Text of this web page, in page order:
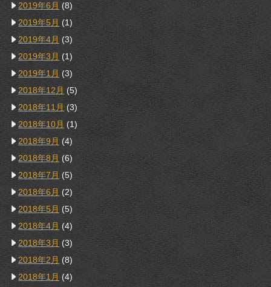
2019年6月 (8)
2019年5月 (1)
2019年4月 (3)
2019年3月 (1)
2019年1月 (3)
2018年12月 (5)
2018年11月 (3)
2018年10月 (1)
2018年9月 (4)
2018年8月 (6)
2018年7月 (5)
2018年6月 (2)
2018年5月 (5)
2018年4月 (4)
2018年3月 (3)
2018年2月 (8)
2018年1月 (4)